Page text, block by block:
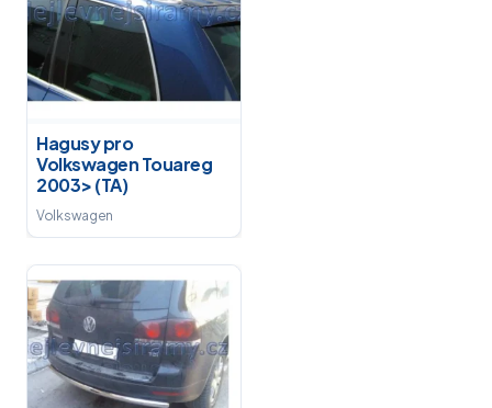
Hagusy pro
Volkswagen Touareg
2003> (TA)
Volkswagen